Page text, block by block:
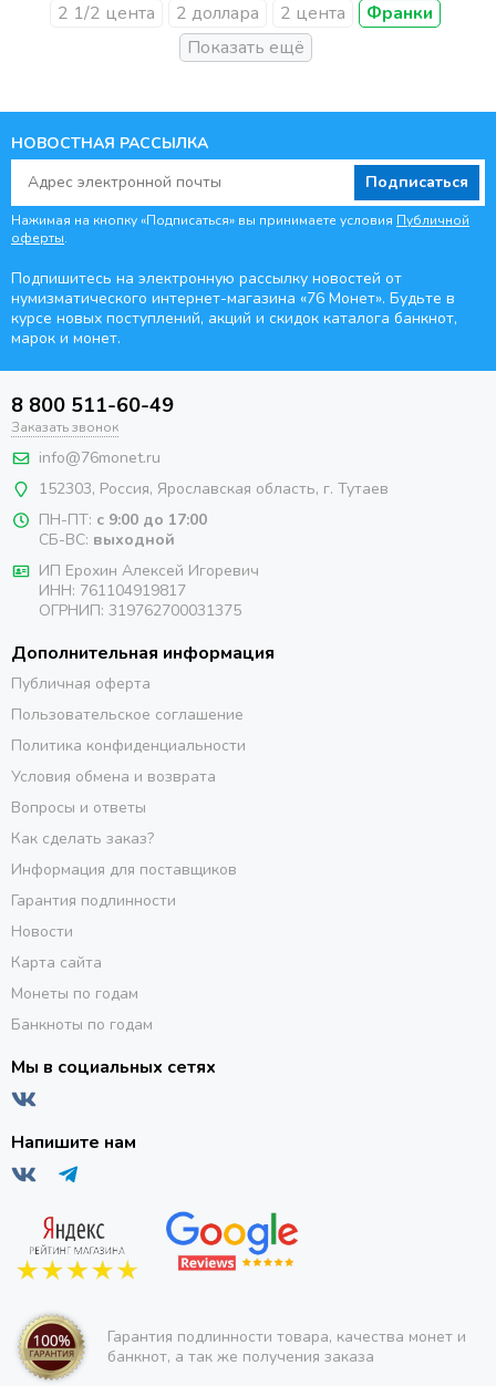
2 1/2 цента
2 доллара 2 цента Франки
НОВОСТНАЯ РАССЫЛКА
Подписаться
Нажимая на кнопку «Подписаться» вы принимаете условия Публичной
оферты.
Подпишитесь на электронную рассылку новостей от
нумизматического интернет-магазина «76 Монет». Будьте в
курсе новых поступлений, акций и скидок каталога банкнот,
марок и монет.
8 800 511-60-49
Заказать звонок
info@76monet.ru
152303, Россия, Ярославская область, г. Тутаев
ПН-ПТ: с 9:00 до 17:00
СБ-ВС: выходной
ИП Ерохин Алексей Игоревич
ИНН: 761104919817
ОГРНИП: 319762700031375
Дополнительная информация
Публичная оферта
Пользовательское соглашение
Политика конфиденциальности
Условия обмена и возврата
Вопросы и ответы
Как сделать заказ?
Информация для поставщиков
Гарантия подлинности
Новости
Карта сайта
Монеты по годам
Банкноты по годам
Мы в социальных сетях
Напишите нам
Гарантия подлинности товара, качества монет и
банкнот, а так же получения заказа